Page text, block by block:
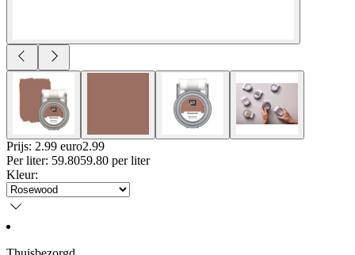
Prijs: 2.99 euro2.99
Per liter: 59.8059.80 per liter
Kleur: